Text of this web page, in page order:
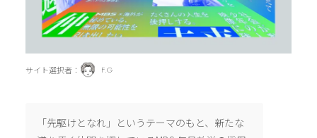
サイト選択者： F.G
「先駆けとなれ」というテーマのもと、新たな